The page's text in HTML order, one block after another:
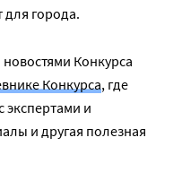
города.
Конкурса
Конкурса, где
экспертами и
и другая полезная